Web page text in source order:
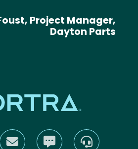
Project Manager,
Dayton Parts